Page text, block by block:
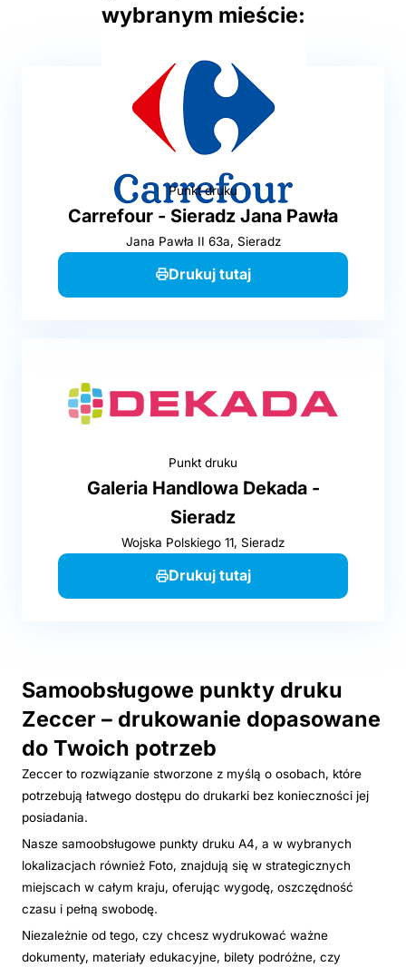
wybranym mieście:
Punkt druku
Carrefour - Sieradz Jana Pawła
Jana Pawła II 63a, Sieradz
Drukuj tutaj
Punkt druku
Galeria Handlowa Dekada -
Sieradz
Wojska Polskiego 11, Sieradz
Drukuj tutaj
Samoobsługowe punkty druku
Zeccer – drukowanie dopasowane
do Twoich potrzeb
Zeccer to rozwiązanie stworzone z myślą o osobach, które
potrzebują łatwego dostępu do drukarki bez konieczności jej
posiadania.
Nasze samoobsługowe punkty druku A4, a w wybranych
lokalizacjach również Foto, znajdują się w strategicznych
miejscach w całym kraju, oferując wygodę, oszczędność
czasu i pełną swobodę.
Niezależnie od tego, czy chcesz wydrukować ważne
dokumenty, materiały edukacyjne, bilety podróżne, czy